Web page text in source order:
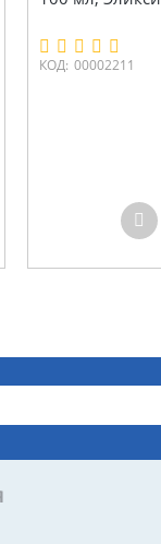
КОД: 00002211